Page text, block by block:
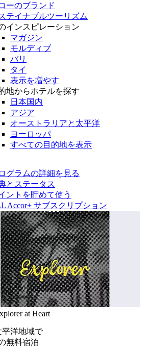
ーのブランド
テイナブルツーリズム
インスピレーション
マガジン
モルディブ
バリ
タイ
表示を増やす
地からホテルを探す
日本国内
アジア
オーストラリアと太平洋
ヨーロッパ
すべての目的地を表示
グラムの詳細を見る
とステータス
ントを貯めて使う
Accor+ サブスクリプション
at Heart
平洋地域で
無料宿泊